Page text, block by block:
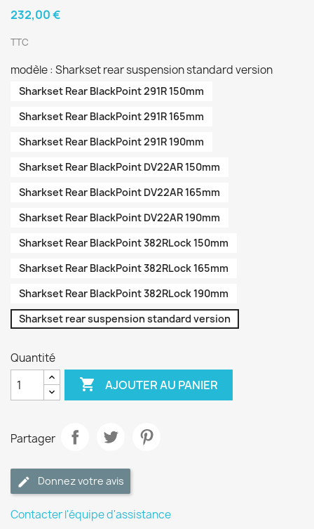
232,00 €
TTC
modèle : Sharkset rear suspension standard version
Sharkset Rear BlackPoint 291R 150mm
Sharkset Rear BlackPoint 291R 165mm
Sharkset Rear BlackPoint 291R 190mm
Sharkset Rear BlackPoint DV22AR 150mm
Sharkset Rear BlackPoint DV22AR 165mm
Sharkset Rear BlackPoint DV22AR 190mm
Sharkset Rear BlackPoint 382RLock 150mm
Sharkset Rear BlackPoint 382RLock 165mm
Sharkset Rear BlackPoint 382RLock 190mm
Sharkset rear suspension standard version
Quantité
 AJOUTER AU PANIER
Partager
Donnez votre avis
Contacter l'équipe d'assistance